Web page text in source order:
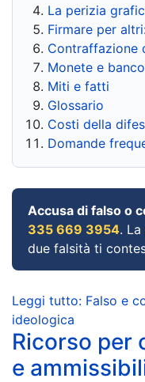
La perizia
Firmare per
Contraffazione
Monete e
Miti e fatti
Glossario
Costi della
Domande
Accusa di falso o
335 669 3954.
due falsità ti
Leggi tutto: Falso e
ideologica
Ricorso per
e